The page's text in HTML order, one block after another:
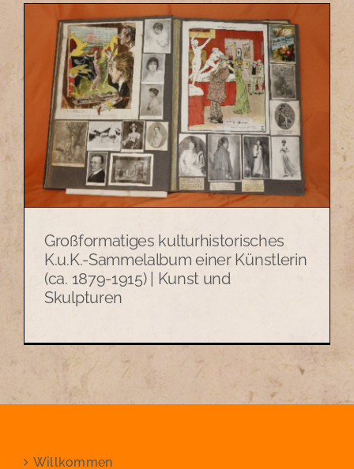
Großformatiges kulturhistorisches
K.u.K.-Sammelalbum einer Künstlerin
(ca. 1879-1915) | Kunst und
Skulpturen
Willkommen